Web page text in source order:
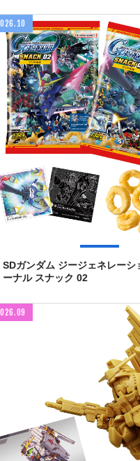
SDガンダム ジージェネレーシ
ーナル スナック 02